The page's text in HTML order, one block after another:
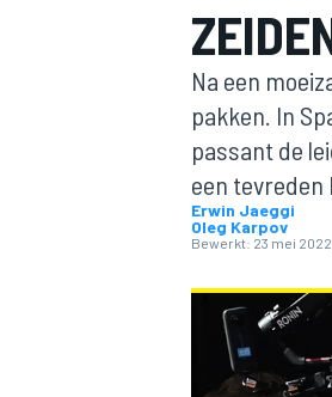
Na een
pakken. In
passant de
een tevreden
Erwin Jaeggi
Oleg Karpov
Bewerkt: 23 mei